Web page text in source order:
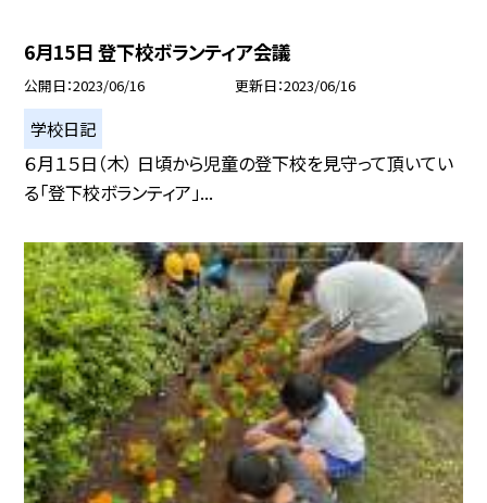
6月15日 登下校ボランティア会議
公開日 2023/06/16 更新日 2023/06/16
学校日記
６月１５日（木） 日頃から児童の登下校を見守って頂いてい
る「登下校ボランティア」...